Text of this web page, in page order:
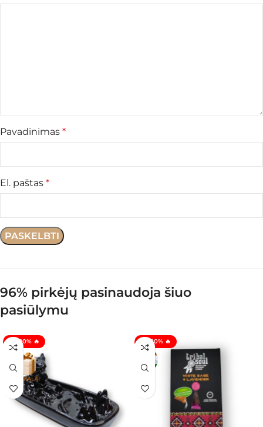
Pavadinimas *
El. paštas *
96% pirkėjų pasinaudoja šiuo
pasiūlymu
🔥 -20% 🔥 🔥 -20% 🔥